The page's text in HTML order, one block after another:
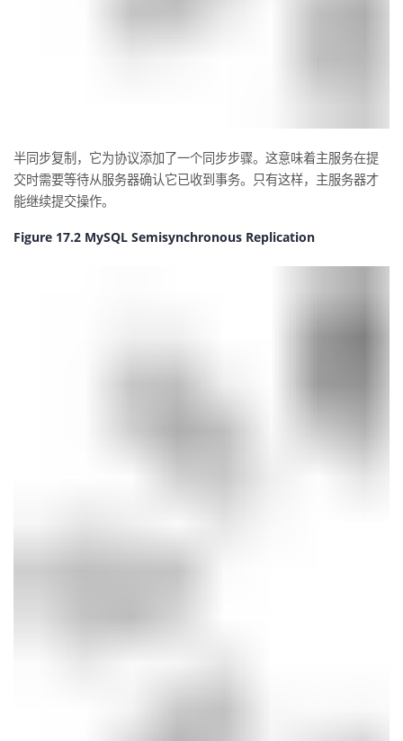
半同步复制，它为协议添加了一个同步步骤。这意味着主服务在提
交时需要等待从服务器确认它已收到事务。只有这样，主服务器才
能继续提交操作。
Figure 17.2 MySQL Semisynchronous Replication